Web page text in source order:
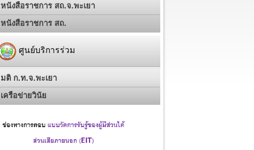
หนังสือราชการ สถ.จ.พะเยา
หนังสือราชการ สถ.
ศูนย์บริการร่วม
มติ ก.ท.จ.พะเยา
เครือข่ายวินัย